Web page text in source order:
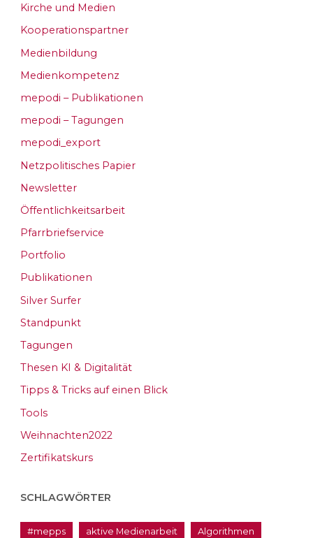
Kirche und Medien
Kooperationspartner
Medienbildung
Medienkompetenz
mepodi – Publikationen
mepodi – Tagungen
mepodi_export
Netzpolitisches Papier
Newsletter
Öffentlichkeitsarbeit
Pfarrbriefservice
Portfolio
Publikationen
Silver Surfer
Standpunkt
Tagungen
Thesen KI & Digitalität
Tipps & Tricks auf einen Blick
Tools
Weihnachten2022
Zertifikatskurs
SCHLAGWÖRTER
#mepps aktive Medienarbeit Algorithmen